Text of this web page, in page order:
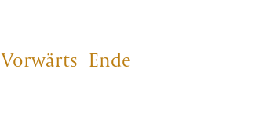
Vorwärts Ende